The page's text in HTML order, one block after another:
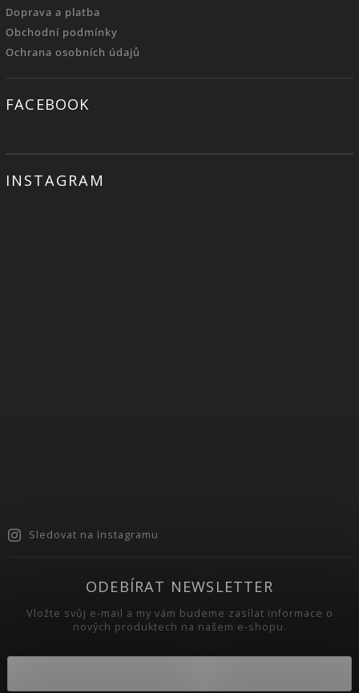
Doprava a platba
Obchodní podmínky
Ochrana osobních údajů
FACEBOOK
INSTAGRAM
Sledovat na Instagramu
ODEBÍRAT NEWSLETTER
Vložte svůj e-mail a my vám budeme zasílat informace o
nových produktech na našem e-shopu.